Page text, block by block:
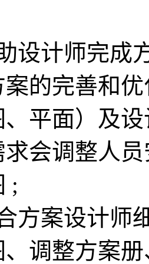
设计师完成
案的完善和
、平面）及
求会调整人
;
方案设计师
、调整方案